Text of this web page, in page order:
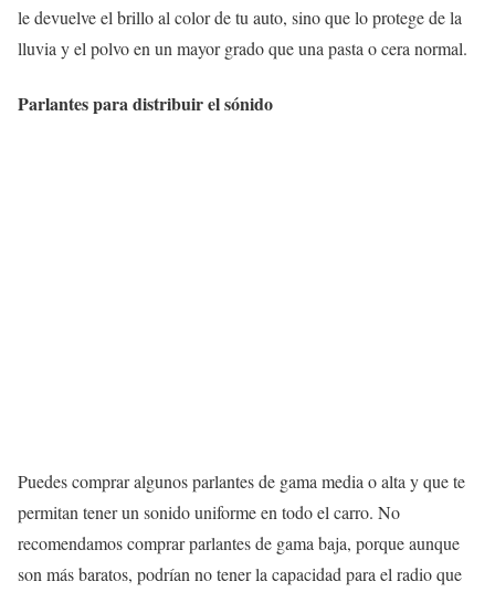
le devuelve el brillo al color de tu auto, sino que lo protege de la
lluvia y el polvo en un mayor grado que una pasta o cera normal.
Parlantes para distribuir el sónido
Puedes comprar algunos parlantes de gama media o alta y que te
permitan tener un sonido uniforme en todo el carro. No
recomendamos comprar parlantes de gama baja, porque aunque
son más baratos, podrían no tener la capacidad para el radio que